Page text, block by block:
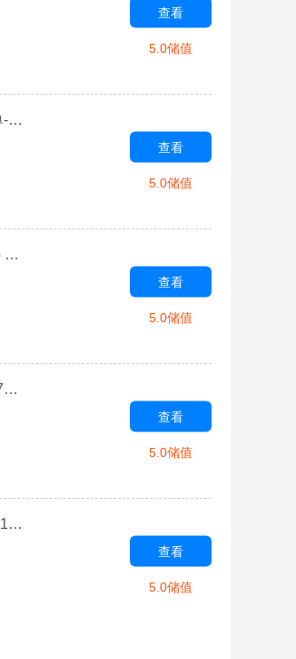
查看
5.0储值
【28天突破】 2027年高考英语听力场景高频词汇 Day 24 打电话与上网 清单-2027届高三英语一轮复习专项
查看
5.0储值
【28天突破】 2027年高考英语听力场景高频词汇 Day 21 交通与机场(Group 2) 清单-2027届高三英语一轮复习专项
查看
5.0储值
【28天突破】 2027年高考英语听力场景高频词汇 Day 9 邮局主题 清单-2027届高三英语一轮复习专项
查看
5.0储值
【28天突破】 2027年高考英语听力场景高频词汇 Day 10 医疗及健康Group 1 清单-2027届高三英语一轮复习专项
查看
5.0储值